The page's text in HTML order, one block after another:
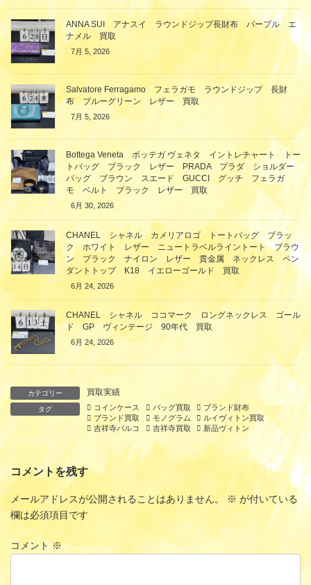
ANNA SUI アナスイ ラウンドジップ長財布 パープル エ
ナメル 買取
7月 5, 2026
Salvatore Ferragamo フェラガモ ラウンドジップ 長財
布 ブルーグリーン レザー 買取
7月 5, 2026
Bottega Veneta ボッテガ ヴェネタ イントレチャート トー
トバッグ ブラック レザー PRADA プラダ ショルダー
バッグ ブラウン スエード GUCCI グッチ フェラガ
モ ベルト ブラック レザー 買取
6月 30, 2026
CHANEL シャネル カメリアロゴ トートバッグ ブラッ
ク ホワイト レザー ニュートラベルライントート ブラウ
ン ブラック ナイロン レザー 貴金属 ネックレス ペン
ダントトップ K18 イエローゴールド 買取
6月 24, 2026
CHANEL シャネル ココマーク ロングネックレス ゴール
ド GP ヴィンテージ 90年代 買取
6月 24, 2026
カテゴリー 買取実績
タグ コインケース バッグ買取
ブランド財布
ブランド買取
モノグラム
ルイヴィトン買取
吉祥寺パルコ
吉祥寺買取 新品ヴィトン
コメントを残す
メールアドレスが公開されることはありません。 ※ が付いている
欄は必須項目です
コメント※